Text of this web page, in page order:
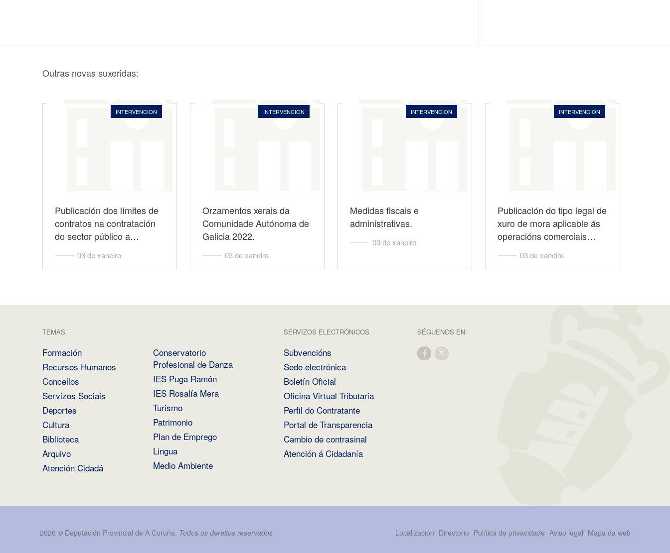
Outras novas suxeridas:
INTERVENCION
Publicación dos límites de
contratos na contratación
do sector público a…
03 de xaneiro
INTERVENCION
Orzamentos xerais da
Comunidade Autónoma de
Galicia 2022.
03 de xaneiro
INTERVENCION
Medidas fiscais e
administrativas.
03 de xaneiro
INTERVENCION
Publicación do tipo legal de
xuro de mora aplicable ás
operacións comerciais…
03 de xaneiro
TEMAS
Formación
Recursos Humanos
Concellos
Servizos Sociais
Deportes
Cultura
Biblioteca
Arquivo
Atención Cidadá
Conservatorio
Profesional de Danza
IES Puga Ramón
IES Rosalía Mera
Turismo
Patrimonio
Plan de Emprego
Lingua
Medio Ambiente
SERVIZOS ELECTRÓNICOS
Subvencións
Sede electrónica
Boletín Oficial
Oficina Virtual Tributaria
Perfil do Contratante
Portal de Transparencia
Cambio de contrasinal
Atención á Cidadanía
SÉGUENOS EN:
2026 © Deputación Provincial de A Coruña. Todos os dereitos reservados Localización Directorio Política de privacidade Aviso legal Mapa da web